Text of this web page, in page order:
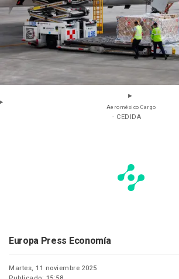
Aeroméxico Cargo
- CEDIDA
Europa Press Economía
Martes, 11 noviembre 2025